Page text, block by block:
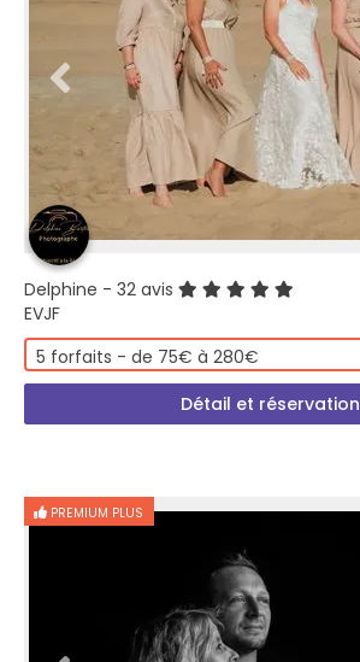
Delphine - 32 avis
EVJF
5 forfaits - de 75€ à 280€
Détail et réservation
PREMIUM PLUS